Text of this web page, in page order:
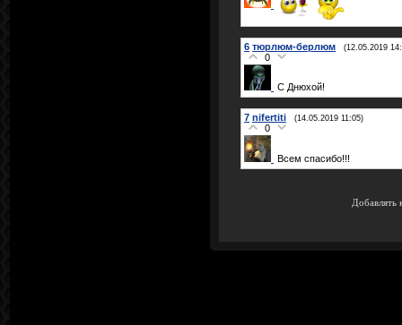
6 тюрлюм-берлюм (12.05.2019
0
С Днюхой!
7 nifertiti (14.05.2019 11:05)
0
Всем спасибо!!!
Добавлять